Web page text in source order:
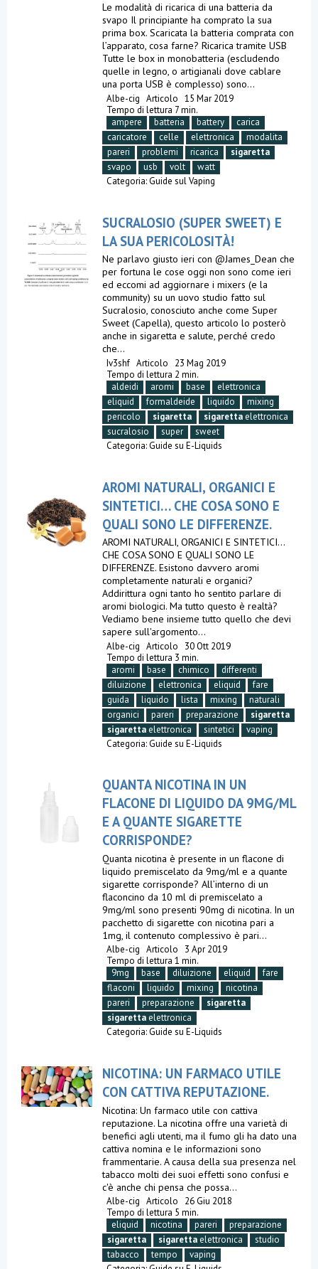
Le modalità di ricarica di una batteria da
svapo Il principiante ha comprato la sua
prima box. Scaricata la batteria comprata con
l’apparato, cosa farne? Ricarica tramite USB
Tutte le box in monobatteria (escludendo
quelle in legno, o artigianali dove cablare
una porta USB è complesso) sono...
Albe-cig Articolo 15 Mar 2019
Tempo di lettura 7 min.
ampere
batteria battery
carica
caricatore
celle elettronica
modalita
pareri
problemi ricarica
sigaretta
svapo
usb volt
watt
Categoria:Guide sul Vaping
SUCRALOSIO (SUPER SWEET) E
LA SUA PERICOLOSITÀ!
Ne parlavo giusto ieri con @James_Dean che
per fortuna le cose oggi non sono come ieri
ed eccomi ad aggiornare i mixers (e la
community) su un uovo studio fatto sul
Sucralosio, conosciuto anche come Super
Sweet (Capella), questo articolo lo posterò
anche in sigaretta e salute, perché credo
che...
Iv3shf Articolo
23 Mag 2019
Tempo di lettura 2 min.
aldeidi
aromi base
elettronica
eliquid
formaldeide liquido
mixing
pericolo
sigaretta sigaretta elettronica
sucralosio
super
sweet
Categoria:Guide su E-Liquids
AROMI NATURALI, ORGANICI E
SINTETICI… CHE COSA SONO E
QUALI SONO LE DIFFERENZE.
AROMI NATURALI, ORGANICI E SINTETICI…
CHE COSA SONO E QUALI SONO LE
DIFFERENZE. Esistono davvero aromi
completamente naturali e organici?
Addirittura ogni tanto ho sentito parlare di
aromi biologici. Ma tutto questo è realtà?
Vediamo bene insieme tutto quello che devi
sapere sull'argomento...
Albe-cig Articolo
30 Ott 2019
Tempo di lettura 3 min.
aromi
base chimico
differenti
diluizione
elettronica eliquid
fare
guida
liquido lista mixing
naturali
organici
pareri preparazione
sigaretta
sigaretta elettronica sintetici
vaping
Categoria:Guide su E-Liquids
QUANTA NICOTINA IN UN
FLACONE DI LIQUIDO DA 9MG/ML
E A QUANTE SIGARETTE
CORRISPONDE?
Quanta nicotina è presente in un flacone di
liquido premiscelato da 9mg/ml e a quante
sigarette corrisponde? All’interno di un
flaconcino da 10 ml di premiscelato a
9mg/ml sono presenti 90mg di nicotina. In un
pacchetto di sigarette con nicotina pari a
1mg, il contenuto complessivo è pari...
Albe-cig Articolo
3 Apr 2019
Tempo di lettura 1 min.
9mg
base diluizione eliquid
fare
flaconi
liquido mixing
nicotina
pareri
preparazione
sigaretta
sigaretta elettronica
Categoria:Guide su E-Liquids
NICOTINA: UN FARMACO UTILE
CON CATTIVA REPUTAZIONE.
Nicotina: Un farmaco utile con cattiva
reputazione. La nicotina offre una varietà di
benefici agli utenti, ma il fumo gli ha dato una
cattiva nomina e le informazioni sono
frammentarie. A causa della sua presenza nel
tabacco molti dei suoi effetti sono confusi e
c'è anche chi pensa che possa...
Albe-cig Articolo
26 Giu 2018
Tempo di lettura 5 min.
eliquid
nicotina pareri
preparazione
sigaretta
sigaretta elettronica
studio
tabacco
tempo
vaping